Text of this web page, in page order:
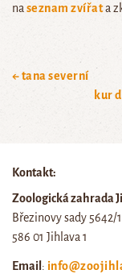
na seznam zvířata
← tana severní
kur
Kontakt:
Zoologická zahrada
Březinovy sady 5642/
586 01 Jihlava 1
Email: